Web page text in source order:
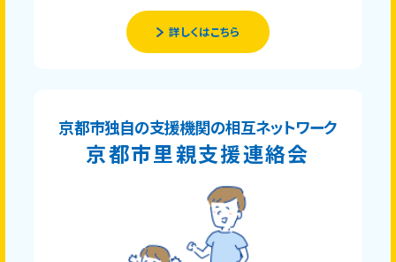
詳しくはこちら
京都市独自の支援機関の相互ネットワーク
京都市里親支援連絡会